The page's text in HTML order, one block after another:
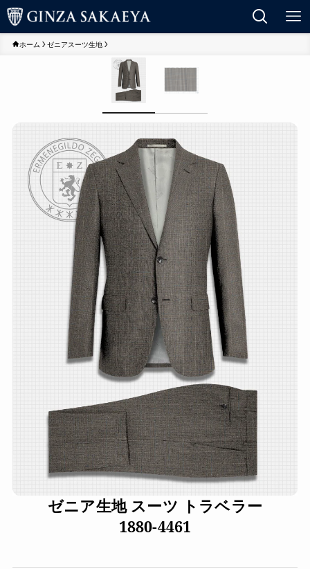
ホーム ゼニアスーツ生地
ゼニア生地 スーツ トラベラー
1880-4461